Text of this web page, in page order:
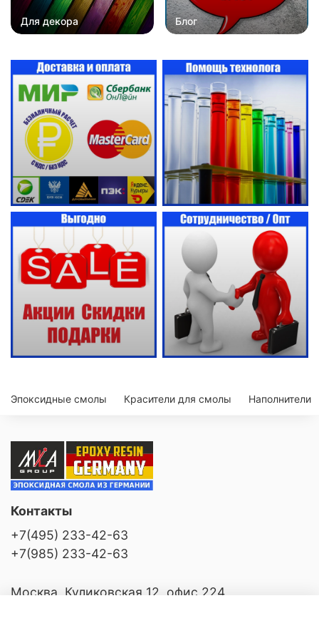
Для декора Блог
Эпоксидные смолы Красители для смолы Наполнители
Контакты
+7(495) 233-42-63
+7(985) 233-42-63
Москва, Куликовская 12, офис 224